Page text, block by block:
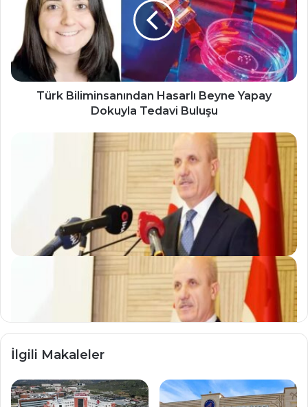
Beyne
Yapay
Dokuyla
Tedavi
Buluşu
Türk Biliminsanından Hasarlı Beyne Yapay
Dokuyla Tedavi Buluşu
Yükseköğretim
Kurulu
Yükseköğretim Kurulu ( YÖK
) Başkanı Erol
Özvar'dan
yüz yüze eğitimaçıklaması:
Hazırlıklar tamamlandı
İlgili Makaleler